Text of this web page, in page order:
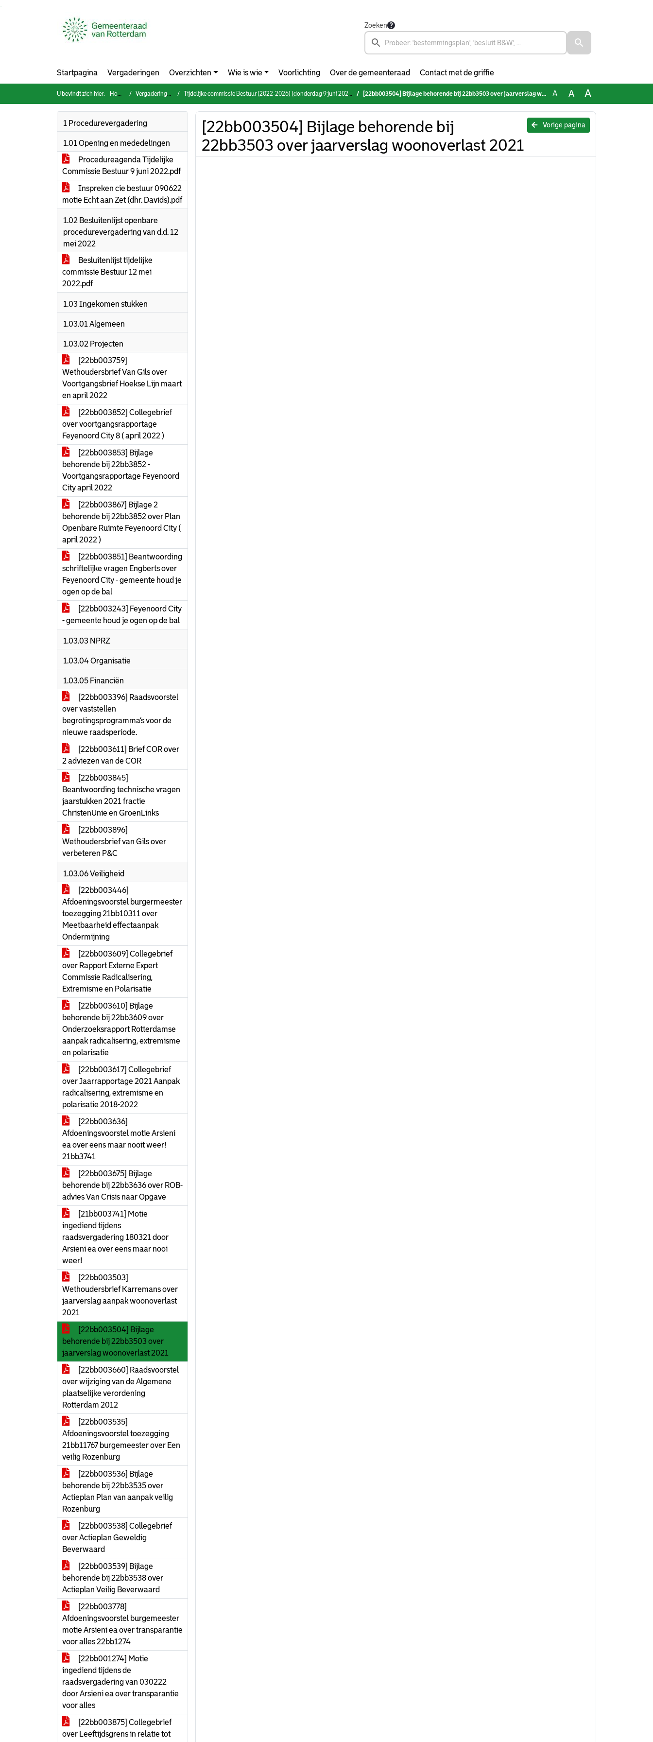
Zoeken
Startpagina Vergaderingen Overzichten Wie is wie Voorlichting Over de gemeenteraad Contact met de griffie
U bevindt zich hier: Home Vergaderingen Tijdelijke commissie Bestuur (2022-2026) (donderdag 9 juni 2022) [22bb003504] Bijlage behorende bij 22bb3503 over jaarverslag woonoverlast 2021 A A A
1 Procedurevergadering
1.01 Opening en mededelingen
Procedureagenda Tijdelijke
Commissie Bestuur 9 juni 2022.pdf
Inspreken cie bestuur 090622
motie Echt aan Zet (dhr. Davids).pdf
1.02 Besluitenlijst openbare
procedurevergadering van d.d. 12
mei 2022
Besluitenlijst tijdelijke
commissie Bestuur 12 mei
2022.pdf
1.03 Ingekomen stukken
1.03.01 Algemeen
1.03.02 Projecten
[22bb003759]
Wethoudersbrief Van Gils over
Voortgangsbrief Hoekse Lijn maart
en april 2022
[22bb003852] Collegebrief
over voortgangsrapportage
Feyenoord City 8 ( april 2022 )
[22bb003853] Bijlage
behorende bij 22bb3852 -
Voortgangsrapportage Feyenoord
City april 2022
[22bb003867] Bijlage 2
behorende bij 22bb3852 over Plan
Openbare Ruimte Feyenoord City (
april 2022 )
[22bb003851] Beantwoording
schriftelijke vragen Engberts over
Feyenoord City - gemeente houd je
ogen op de bal
[22bb003243] Feyenoord City
- gemeente houd je ogen op de bal
1.03.03 NPRZ
1.03.04 Organisatie
1.03.05 Financiën
[22bb003396] Raadsvoorstel
over vaststellen
begrotingsprogramma’s voor de
nieuwe raadsperiode.
[22bb003611] Brief COR over
2 adviezen van de COR
[22bb003845]
Beantwoording technische vragen
jaarstukken 2021 fractie
ChristenUnie en GroenLinks
[22bb003896]
Wethoudersbrief van Gils over
verbeteren P&C
1.03.06 Veiligheid
[22bb003446]
Afdoeningsvoorstel burgermeester
toezegging 21bb10311 over
Meetbaarheid effectaanpak
Ondermijning
[22bb003609] Collegebrief
over Rapport Externe Expert
Commissie Radicalisering,
Extremisme en Polarisatie
[22bb003610] Bijlage
behorende bij 22bb3609 over
Onderzoeksrapport Rotterdamse
aanpak radicalisering, extremisme
en polarisatie
[22bb003617] Collegebrief
over Jaarrapportage 2021 Aanpak
radicalisering, extremisme en
polarisatie 2018-2022
[22bb003636]
Afdoeningsvoorstel motie Arsieni
ea over eens maar nooit weer!
21bb3741
[22bb003675] Bijlage
behorende bij 22bb3636 over ROB-
advies Van Crisis naar Opgave
[21bb003741] Motie
ingediend tijdens
raadsvergadering 180321 door
Arsieni ea over eens maar nooi
weer!
[22bb003503]
Wethoudersbrief Karremans over
jaarverslag aanpak woonoverlast
2021
[22bb003504] Bijlage
behorende bij 22bb3503 over
jaarverslag woonoverlast 2021
[22bb003660] Raadsvoorstel
over wijziging van de Algemene
plaatselijke verordening
Rotterdam 2012
[22bb003535]
Afdoeningsvoorstel toezegging
21bb11767 burgemeester over Een
veilig Rozenburg
[22bb003536] Bijlage
behorende bij 22bb3535 over
Actieplan Plan van aanpak veilig
Rozenburg
[22bb003538] Collegebrief
over Actieplan Geweldig
Beverwaard
[22bb003539] Bijlage
behorende bij 22bb3538 over
Actieplan Veilig Beverwaard
[22bb003778]
Afdoeningsvoorstel burgemeester
motie Arsieni ea over transparantie
voor alles 22bb1274
[22bb001274] Motie
ingediend tijdens de
raadsvergadering van 030222
door Arsieni ea over transparantie
voor alles
[22bb003875] Collegebrief
over Leeftijdsgrens in relatie tot
Vorige pagina
[22bb003504] Bijlage behorende bij
22bb3503 over jaarverslag woonoverlast 2021